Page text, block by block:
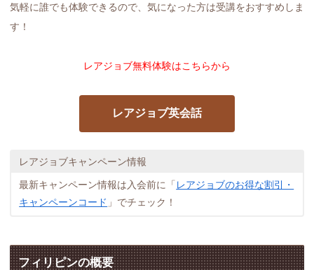
気軽に誰でも体験できるので、気になった方は受講をおすすめしま
す！
レアジョブ無料体験はこちらから
レアジョブ英会話
レアジョブキャンペーン情報
最新キャンペーン情報は入会前に「 レアジョブのお得な割引・
キャンペーンコード 」でチェック！
フィリピンの概要